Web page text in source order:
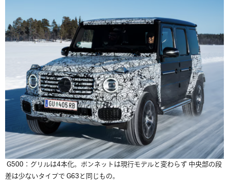
G500：グリルは4本化。ボンネットは現行モデルと変わらず 中央部の段
差は少ないタイプで G63と同じもの。